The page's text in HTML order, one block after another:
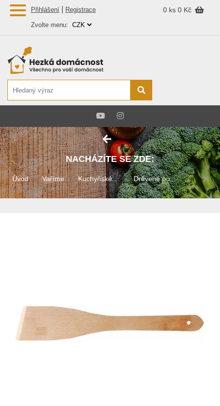
Přihlášení Registrace 0 ks 0 Kč
Zvolte menu:
NACHÁZÍTE SE ZDE:
Úvod Vaříme Kuchyňské ... Drěvené po...
Obracečka d...